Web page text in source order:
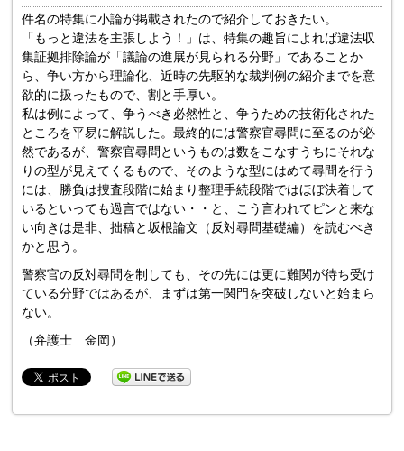
件名の特集に小論が掲載されたので紹介しておきたい。
「もっと違法を主張しよう！」は、特集の趣旨によれば違法収
集証拠排除論が「議論の進展が見られる分野」であることか
ら、争い方から理論化、近時の先駆的な裁判例の紹介までを意
欲的に扱ったもので、割と手厚い。
私は例によって、争うべき必然性と、争うための技術化された
ところを平易に解説した。最終的には警察官尋問に至るのが必
然であるが、警察官尋問というものは数をこなすうちにそれな
りの型が見えてくるもので、そのような型にはめて尋問を行う
には、勝負は捜査段階に始まり整理手続段階ではほぼ決着して
いるといっても過言ではない・・と、こう言われてピンと来な
い向きは是非、拙稿と坂根論文（反対尋問基礎編）を読むべき
かと思う。
警察官の反対尋問を制しても、その先には更に難関が待ち受け
ている分野ではあるが、まずは第一関門を突破しないと始まら
ない。
（弁護士 金岡）